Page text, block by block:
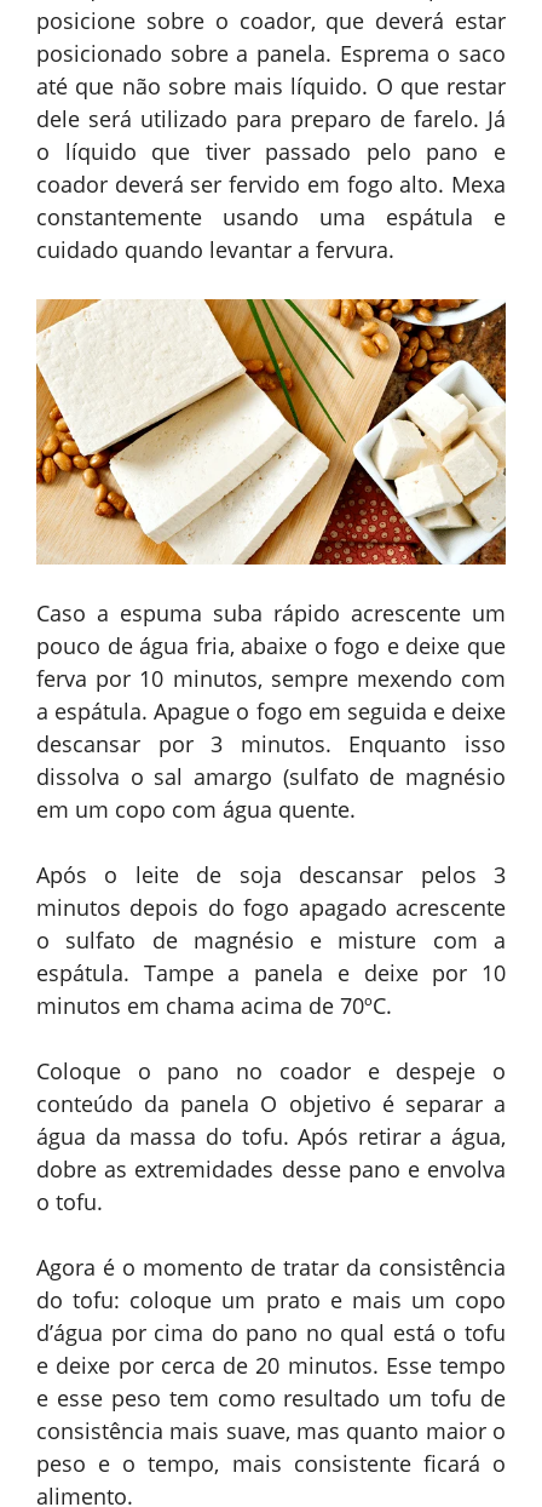
posicione sobre o coador, que deverá estar
posicionado sobre a panela. Esprema o saco
até que não sobre mais líquido. O que restar
dele será utilizado para preparo de farelo. Já
o líquido que tiver passado pelo pano e
coador deverá ser fervido em fogo alto. Mexa
constantemente usando uma espátula e
cuidado quando levantar a fervura.
Caso a espuma suba rápido acrescente um
pouco de água fria, abaixe o fogo e deixe que
ferva por 10 minutos, sempre mexendo com
a espátula. Apague o fogo em seguida e deixe
descansar por 3 minutos. Enquanto isso
dissolva o sal amargo (sulfato de magnésio
em um copo com água quente.
Após o leite de soja descansar pelos 3
minutos depois do fogo apagado acrescente
o sulfato de magnésio e misture com a
espátula. Tampe a panela e deixe por 10
minutos em chama acima de 70ºC.
Coloque o pano no coador e despeje o
conteúdo da panela O objetivo é separar a
água da massa do tofu. Após retirar a água,
dobre as extremidades desse pano e envolva
o tofu.
Agora é o momento de tratar da consistência
do tofu: coloque um prato e mais um copo
d’água por cima do pano no qual está o tofu
e deixe por cerca de 20 minutos. Esse tempo
e esse peso tem como resultado um tofu de
consistência mais suave, mas quanto maior o
peso e o tempo, mais consistente ficará o
alimento.